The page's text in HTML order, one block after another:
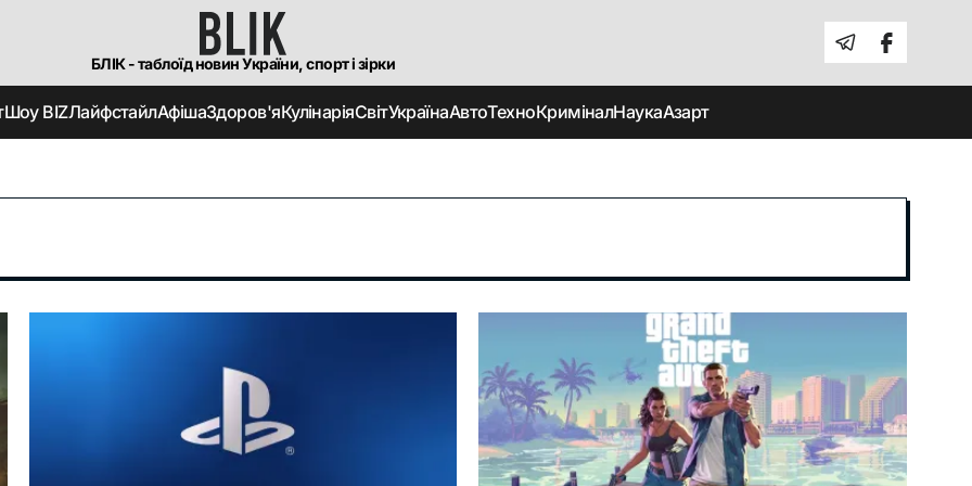
БЛІК - таблоїд новин України, спорт і зірки
Шоу BIZЛайфстайлАфішаЗдоров'яКулінаріяСвітУкраїнаАвтоТехноКриміналНаукаАзарт